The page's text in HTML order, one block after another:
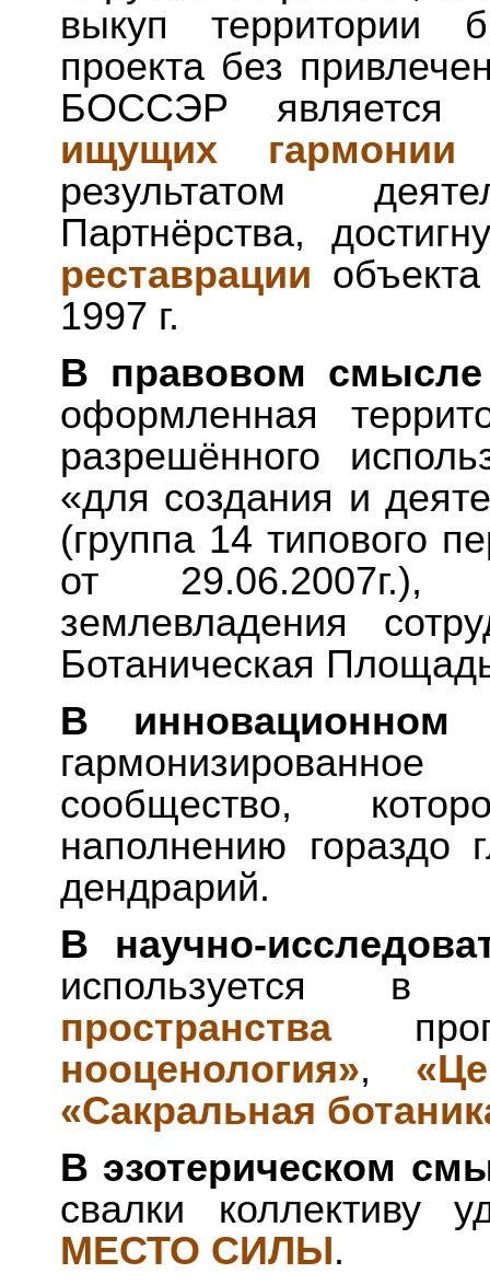
выкуп территории
проекта без
БОССЭР является
ищущих
результатом
Партнёрства,
реставрации
1997 г.
В правовом смысле
оформленная
разрешённого
«для создания и
(группа 14 типового
от
землевладения
Ботаническая
В инновационном
сообщество,
наполнению гораздо
дендрарий.
В научно-
используется
пространства
нооценология»,
«Сакральная
В эзотерическом
свалки коллективу
МЕСТО СИЛЫ.